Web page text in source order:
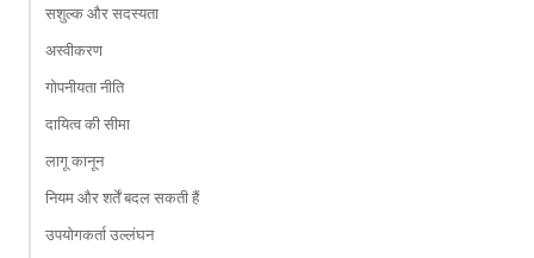
सशुल्क और सदस्यता
अस्वीकरण
गोपनीयता नीति
दायित्व की सीमा
लागू कानून
नियम और शर्तें बदल सकती हैं
उपयोगकर्ता उल्लंघन